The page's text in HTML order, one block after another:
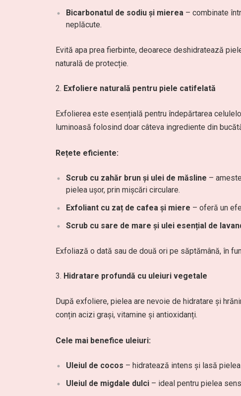
Bicarbonatul de sodiu și mierea – combinate
neplăcute.
Evită apa prea fierbinte, deoarece deshidratează
naturală de protecție.
Exfoliere naturală pentru piele catifelată
Exfolierea este esențială pentru îndepărtarea
luminoasă folosind doar câteva ingrediente din
Rețete eficiente:
Scrub cu zahăr brun și ulei de măsline –
pielea ușor, prin mișcări circulare.
Exfoliant cu zaț de cafea și miere – oferă un
Scrub cu sare de mare și ulei esențial de
Exfoliază o dată sau de două ori pe săptămână, în
Hidratare profundă cu uleiuri vegetale
După exfoliere, pielea are nevoie de hidratare și
conțin acizi grași, vitamine și antioxidanți.
Cele mai benefice uleiuri:
Uleiul de cocos – hidratează intens și lasă
Uleiul de migdale dulci – ideal pentru pielea